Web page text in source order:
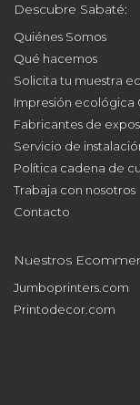
Descubre Sabaté:
Quiénes Somos
Qué hacemos
Solicita tu muestra
Impresión ecológica
Fabricantes de
Servicio de
Política cadena de
Trabaja con nosotros
Contacto
Nuestros
Jumboprinters.com
Printodecor.com